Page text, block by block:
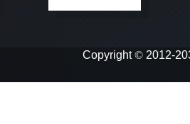
Copyright© 2012-